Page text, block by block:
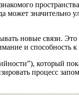
может значительно
новые связи. Это
и способность
который
процесс